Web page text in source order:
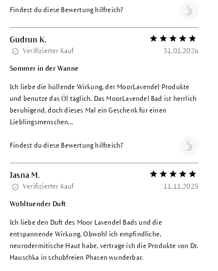
Findest du diese Bewertung hilfreich?
Gudrun K. Bewertung mit 5
Verifizierter Kauf 31.01.2026
Sommer in der Wanne
Ich liebe die hüllende Wirkung, der MoorLavendel Produkte
und benutze das Öl täglich. Das MoorLavendel Bad ist herrlich
beruhigend, doch dieses Mal ein Geschenk für einen
Lieblingsmenschen...
Findest du diese Bewertung hilfreich?
Jasna M. Bewertung mit 5
Verifizierter Kauf 11.11.2025
Wohltuender Duft
Ich liebe den Duft des Moor Lavendel Bads und die
entspannende Wirkung. Obwohl ich empfindliche,
neurodermitische Haut habe, vertrage ich die Produkte von Dr.
Hauschka in schubfreien Phasen wunderbar.